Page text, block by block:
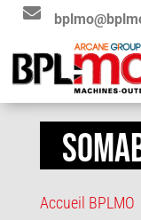

Accueil BPLMO